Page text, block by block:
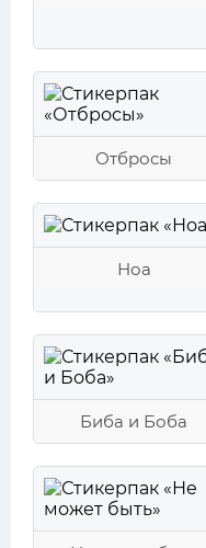
Отбросы
Ноа
Биба и Боба